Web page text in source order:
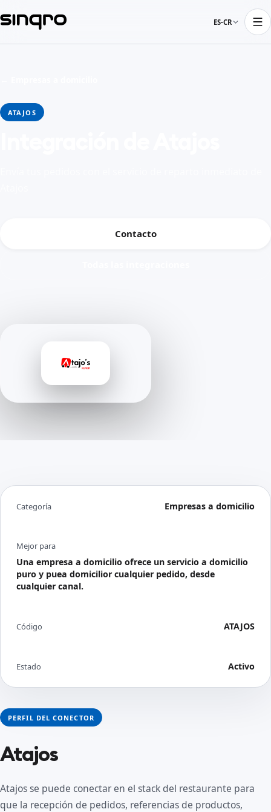
ES-CR
ATAJOS
Contacto
PERFIL DEL CONECTOR
Atajos
Atajos se puede conectar en el stack del restaurante para
que la recepción de pedidos, referencias de productos,
Categoría Empresas a domicilio
Mejor para
Una empresa a domicilio ofrece un servicio a domicilio
puro y puea domicilior cualquier pedido, desde
cualquier canal.
Código ATAJOS
Estado Activo